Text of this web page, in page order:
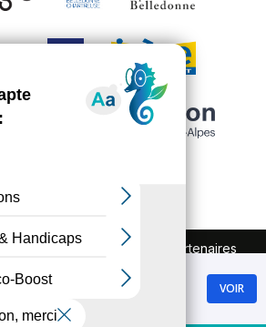
Marchés publics
Partenaires
Mentions légales
de confidentialité
de Vente
Gestion des cookies
Play VOIR